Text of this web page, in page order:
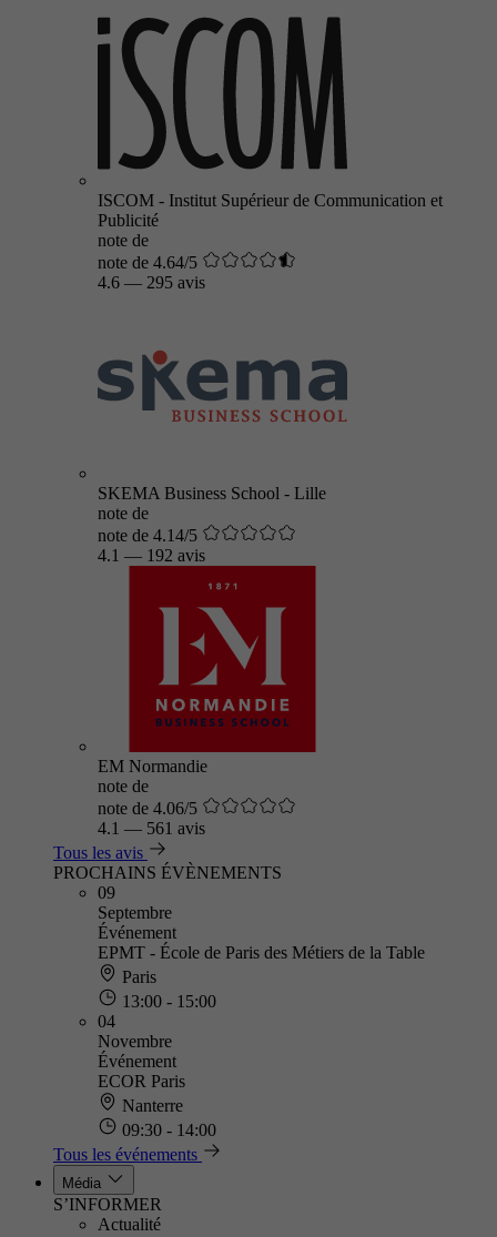
ISCOM - Institut Supérieur de Communication et
Publicité
note de
note de 4.64/5
4.6 — 295 avis
SKEMA Business School - Lille
note de
note de 4.14/5
4.1 — 192 avis
EM Normandie
note de
note de 4.06/5
4.1 — 561 avis
Tous les avis
PROCHAINS ÉVÈNEMENTS
09
Septembre
Événement
EPMT - École de Paris des Métiers de la Table
Paris
13:00 - 15:00
04
Novembre
Événement
ECOR Paris
Nanterre
09:30 - 14:00
Tous les événements
Média
S’INFORMER
Actualité